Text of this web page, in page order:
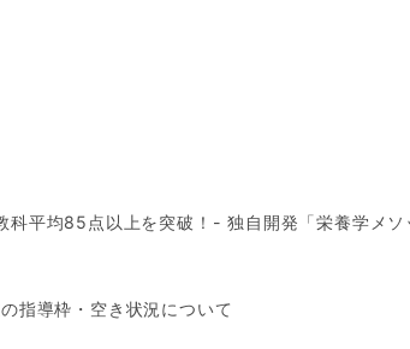
科平均85点以上を突破！- 独自開発「栄養学メ
指導枠・空き状況について